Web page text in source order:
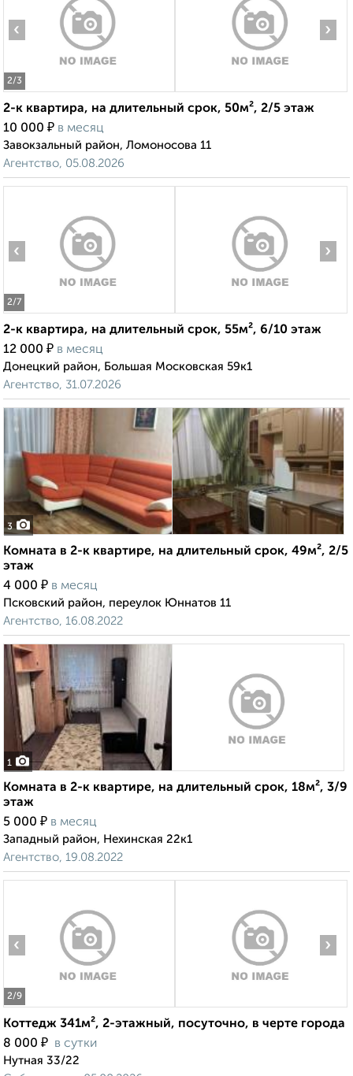
2/3
‹ ›
2-к квартира, на длительный срок, 50м², 2/5 этаж
10 000 ₽ в месяц
Завокзальный район, Ломоносова 11
Агентство, 05.08.2026
2/7
‹ ›
2-к квартира, на длительный срок, 55м², 6/10 этаж
12 000 ₽ в месяц
Донецкий район, Большая Московская 59к1
Агентство, 31.07.2026
3
Комната в 2-к квартире, на длительный срок, 49м², 2/5
этаж
4 000 ₽ в месяц
Псковский район, переулок Юннатов 11
Агентство, 16.08.2022
1
Комната в 2-к квартире, на длительный срок, 18м², 3/9
этаж
5 000 ₽ в месяц
Западный район, Нехинская 22к1
Агентство, 19.08.2022
2/9
‹ ›
Коттедж 341м², 2-этажный, посуточно, в черте города
8 000 ₽ в сутки
Нутная 33/22